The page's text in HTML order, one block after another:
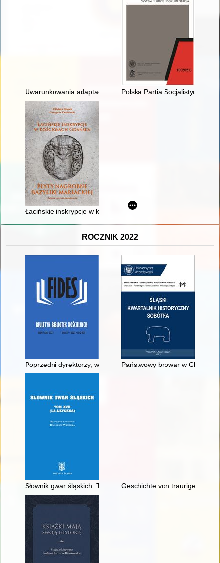
Uwarunkowania adaptacji doktryny politycznej państwa
Polska Partia Socjalistyczna
Łacińskie inskrypcje w kościołach Gdańska : płyty nagrobne
ROCZNIK 2022
Poprzedni dyrektorzy, wicedyrektorzy i kierownicy bibliotek
Państwowy browar w
Słownik gwar śląskich. T. 17, Geschichte von traurigen